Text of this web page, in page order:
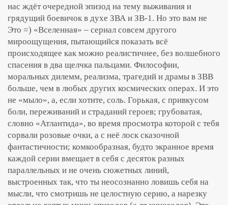
нас ждёт очередной эпизод на тему выживания и
грядущий боевичок в духе ЗВА и ЗВ-1. Но это вам не
Это =) «Вселенная» – сериал совсем другого
мироощущения, пытающийся показать всё
происходящее как можно реалистичнее, без волшебного
спасения в два щелчка пальцами. Философии,
моральных дилемм, реализма, трагедий и драмы в ЗВВ
больше, чем в любых других космических операх. И это
не «мыло», а, если хотите, соль. Горькая, с привкусом
боли, переживаний и страданий героев; грубоватая,
словно «Атлантида», во время просмотра которой с тебя
сорвали розовые очки, а с неё лоск сказочной
фантастичности; комкообразная, будто экранное время
каждой серии вмещает в себя с десяток разных
параллельных и не очень сюжетных линий,
выстроенных так, что ты неосознанно ловишь себя на
мысли, что смотришь не целостную серию, а нарезку